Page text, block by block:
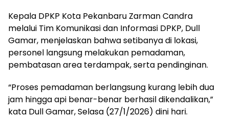
Kepala DPKP Kota Pekanbaru Zarman Candra
melalui Tim Komunikasi dan Informasi DPKP, Dull
Gamar, menjelaskan bahwa setibanya di lokasi,
personel langsung melakukan pemadaman,
pembatasan area terdampak, serta pendinginan.
“Proses pemadaman berlangsung kurang lebih dua
jam hingga api benar-benar berhasil dikendalikan,”
kata Dull Gamar, Selasa (27/1/2026) dini hari.